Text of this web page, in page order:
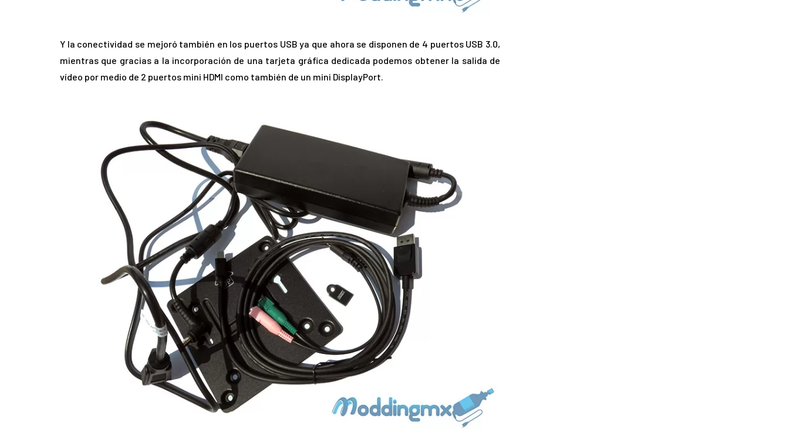
Y la conectividad se mejoró también en los puertos USB ya que ahora se disponen de 4 puertos USB 3.0,
mientras que gracias a la incorporación de una tarjeta gráfica dedicada podemos obtener la salida de
vídeo por medio de 2 puertos mini HDMI como también de un mini DisplayPort.